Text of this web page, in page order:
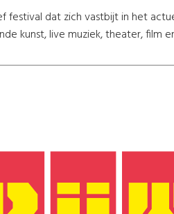
festival dat zich vastbijt in het
kunst, live muziek, theater, film